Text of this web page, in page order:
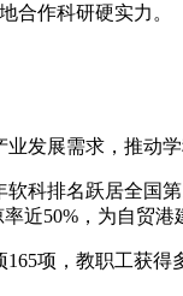
合作科研硬实力。
发展需求，推动
科排名跃居全国
近50%，为自贸港
项，教职工获